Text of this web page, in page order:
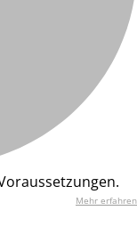
Mehr erfahren